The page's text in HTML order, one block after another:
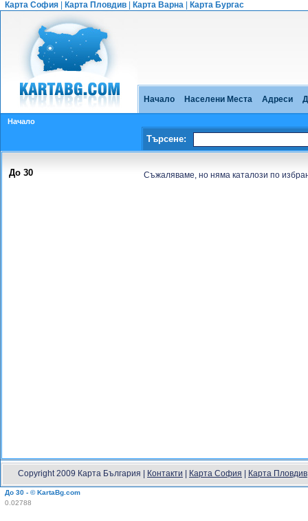
Карта София Карта Пловдив Карта Варна Карта Бургас
Начало Населени Места Адреси
Начало
Търсене:
До 30 Съжаляваме, но няма каталози по
Copyright 2009 Карта България | Контакти Карта София Карта Пловдив
До 30 - © KartaBg.com
0.02788